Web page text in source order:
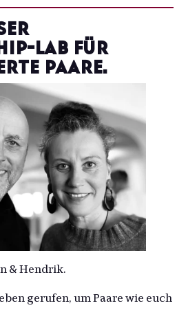
Lab für
Paare.
& Hendrik.
gerufen, um Paare wie euch